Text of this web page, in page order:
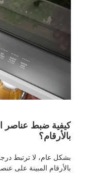
كيفية ضبط عناصر
بالأرقام؟
بشكل عام، لا ترتبط
بالأرقام المبينة على